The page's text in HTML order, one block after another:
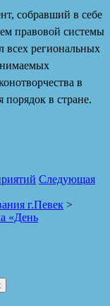
собравший в себе
правовой системы
всех региональных
в
в стране.
Следующая
г.Певек >
«День